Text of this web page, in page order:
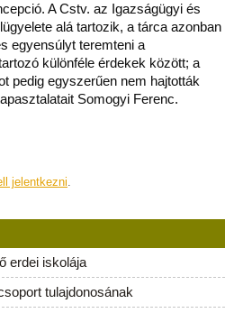
A Cstv. az Igazságügyi és
alá tartozik, a tárca azonban
egyensúlyt teremteni a
különféle érdekek között; a
pedig egyszerűen nem hajtották
Somogyi Ferenc.
jelentkezni.
erdei iskolája
tulajdonosának